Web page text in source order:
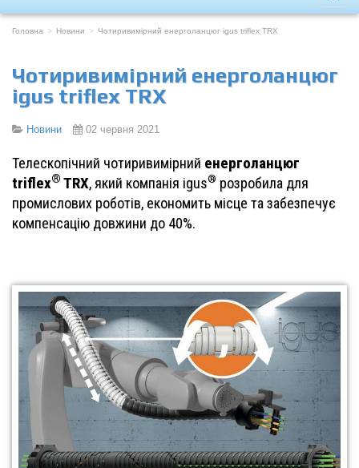
Головна Новини Чотиривимірний енерголанцюг igus triflex TRX
Чотиривимірний енерголанцюг
igus triflex TRX
Новини 02 червня 2021
Телескопічний чотиривимірний енерголанцюг
triflex® TRX, який компанія igus® розробила для
промислових роботів, економить місце та забезпечує
компенсацію довжини до 40%.